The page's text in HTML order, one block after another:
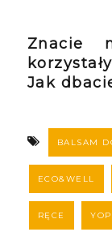
Znacie
Jak
BALSAM
ECO&WELL
RĘCE